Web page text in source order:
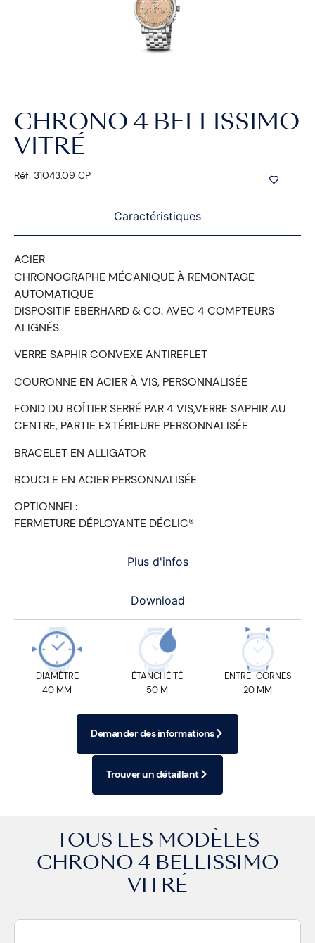
CHRONO 4 BELLISSIMO
VITRÉ
Réf. 31043.09 CP
Caractéristiques
Plus d'infos
Download
ACIER
CHRONOGRAPHE MÉCANIQUE À REMONTAGE
AUTOMATIQUE
DISPOSITIF EBERHARD & CO. AVEC 4 COMPTEURS
ALIGNÉS
VERRE SAPHIR CONVEXE ANTIREFLET
COURONNE EN ACIER À VIS, PERSONNALISÉE
FOND DU BOȊTIER SERRÉ PAR 4 VIS,VERRE SAPHIR AU
CENTRE, PARTIE EXTÉRIEURE PERSONNALISÉE
BRACELET EN ALLIGATOR
BOUCLE EN ACIER PERSONNALISÉE
OPTIONNEL:
FERMETURE DÉPLOYANTE DÉCLIC®
DIAMÈTRE
40 MM
ÉTANCHÉITÉ
50 M
ENTRE-CORNES
20 MM
Demander des informations
Trouver un détaillant
TOUS LES MODÈLES
CHRONO 4 BELLISSIMO
VITRÉ